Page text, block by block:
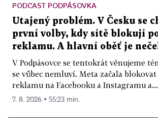
PODCAST PODPÁSOVKA
Utajený problém. V Česku se
první volby, kdy sítě blokují
reklamu. A hlavní oběť je
V Podpásovce se tentokrát věnujeme
se vůbec nemluví. Meta začala
reklamu na Facebooku a Instagramu a...
7. 8. 2026 ▪ 55:23 min.